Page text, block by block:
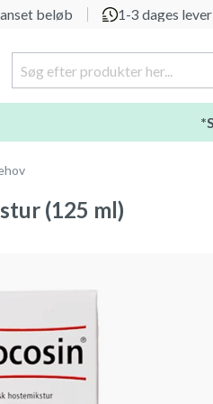
beløb 1-3 dages
(125 ml)